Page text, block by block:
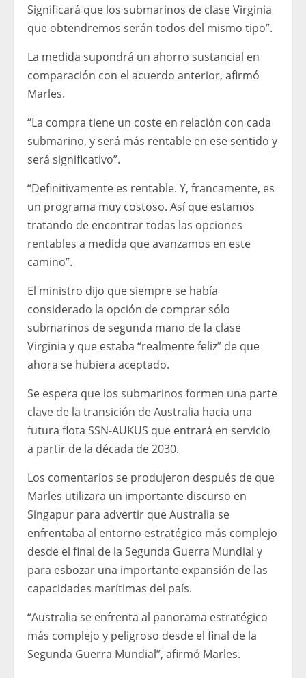
Significará que los submarinos de clase Virginia
que obtendremos serán todos del mismo tipo”.
La medida supondrá un ahorro sustancial en
comparación con el acuerdo anterior, afirmó
Marles.
“La compra tiene un coste en relación con cada
submarino, y será más rentable en ese sentido y
será significativo”.
“Definitivamente es rentable. Y, francamente, es
un programa muy costoso. Así que estamos
tratando de encontrar todas las opciones
rentables a medida que avanzamos en este
camino”.
El ministro dijo que siempre se había
considerado la opción de comprar sólo
submarinos de segunda mano de la clase
Virginia y que estaba “realmente feliz” de que
ahora se hubiera aceptado.
Se espera que los submarinos formen una parte
clave de la transición de Australia hacia una
futura flota SSN-AUKUS que entrará en servicio
a partir de la década de 2030.
Los comentarios se produjeron después de que
Marles utilizara un importante discurso en
Singapur para advertir que Australia se
enfrentaba al entorno estratégico más complejo
desde el final de la Segunda Guerra Mundial y
para esbozar una importante expansión de las
capacidades marítimas del país.
“Australia se enfrenta al panorama estratégico
más complejo y peligroso desde el final de la
Segunda Guerra Mundial”, afirmó Marles.